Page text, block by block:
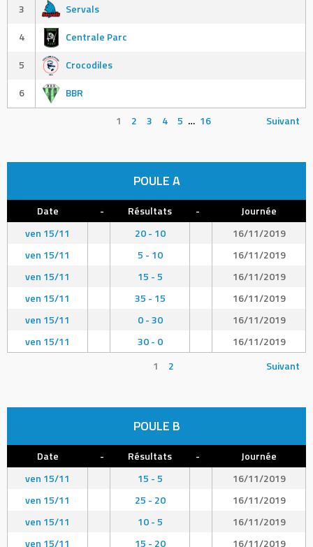
3
Servals
4
Centrale Parc
5
Crocodiles
6
BBR
1
2 3 4 5 … 16 Suivant
POULE A
Date - Résultats -
Journée
ven 15/11
20 - 10
16/11/2019
ven 15/11
5 - 10
16/11/2019
ven 15/11
15 - 5
16/11/2019
ven 15/11
35 - 15
16/11/2019
ven 15/11
0 - 30
16/11/2019
ven 15/11
30 - 0
16/11/2019
1
2 Suivant
POULE B
Date - Résultats -
Journée
ven 15/11
15 - 5
16/11/2019
ven 15/11
25 - 20
16/11/2019
ven 15/11
10 - 5
16/11/2019
ven 15/11
15 - 20 16/11/2019